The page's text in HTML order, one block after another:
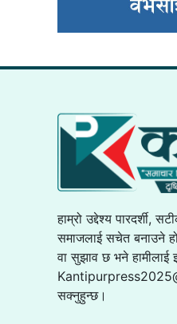
हाम्रो उद्देश्य पारदर्शी,
समाजलाई सचेत बनाउने
वा सुझाव छ भने हामीलाई
सक्नुहुन्छ।